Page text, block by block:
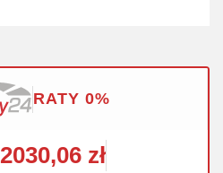
RATY 0%
2030,06 zł